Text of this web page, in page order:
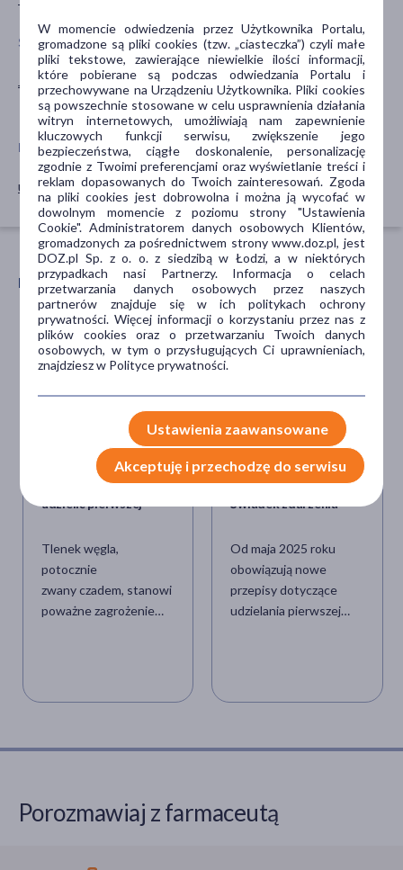
SPECYFIKA
Jednorazowe
PORA STOSOWANIA
na dzień
na noc
ROZMIAR
uniwersalny
AKCESORIA
koc
POLECANE ARTYKUŁY
Zatrucie czadem –
objawy i leczenie. Jak
udzielić pierwszej
Tlenek węgla,
potocznie
zwany czadem, stanowi
poważne zagrożenie
sygnały wskazujące na
mechanizmy tego
Nowa definicja
pierwszej pomocy.
Świadek zdarzenia
Od maja 2025 roku
obowiązują nowe
przepisy dotyczące
udzielania pierwszej
nagłych
podawania adrenaliny
Porozmawiaj z farmaceutą
W momencie odwiedzenia przez Użytkownika Portalu,
gromadzone są pliki cookies (tzw. „ciasteczka”) czyli małe
pliki tekstowe, zawierające niewielkie ilości informacji,
które pobierane są podczas odwiedzania Portalu i
przechowywane na Urządzeniu Użytkownika. Pliki cookies
są powszechnie stosowane w celu usprawnienia działania
witryn internetowych, umożliwiają nam zapewnienie
kluczowych funkcji serwisu, zwiększenie jego
bezpieczeństwa, ciągłe doskonalenie, personalizację
zgodnie z Twoimi preferencjami oraz wyświetlanie treści i
reklam dopasowanych do Twoich zainteresowań. Zgoda
na pliki cookies jest dobrowolna i można ją wycofać w
dowolnym momencie z poziomu strony "Ustawienia
Cookie". Administratorem danych osobowych Klientów,
gromadzonych za pośrednictwem strony www.doz.pl, jest
DOZ.pl Sp. z o. o. z siedzibą w Łodzi, a w niektórych
przypadkach nasi Partnerzy. Informacja o celach
przetwarzania danych osobowych przez naszych
partnerów znajduje się w ich politykach ochrony
prywatności. Więcej informacji o korzystaniu przez nas z
plików cookies oraz o przetwarzaniu Twoich danych
osobowych, w tym o przysługujących Ci uprawnieniach,
znajdziesz w Polityce prywatności.
Ustawienia zaawansowane
Akceptuję i przechodzę do serwisu